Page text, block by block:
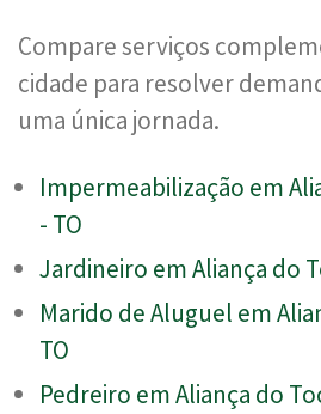
Compare serviços
cidade para resolver
uma única jornada.
Impermeabilização em
- TO
Jardineiro em Aliança do
Marido de Aluguel em
TO
Pedreiro em Aliança do